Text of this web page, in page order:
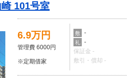
101号室
6.9万円
管理費 6000円
※定期借家
敷 -
礼
-
保証金 -
敷引・償却 -